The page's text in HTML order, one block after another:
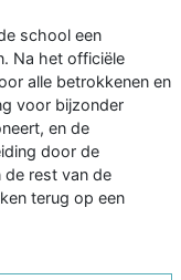
school een
Na het officiële
alle betrokkenen en
voor bijzonder
en de
door de
de rest van de
terug op een